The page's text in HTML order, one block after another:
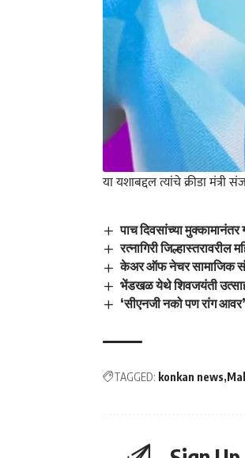
या यशाबद्दल त्यांचे क्रीडा
पाच दिवसांच्या मुक्कामानंतर
रत्नागिरी जिल्हास्तरावरील
केअर ऑफ नेचर सामाजिक
भेंडखळ येथे शिवजयंती
‘सीएनजी नको पण रांग
TAGGED: konkan news